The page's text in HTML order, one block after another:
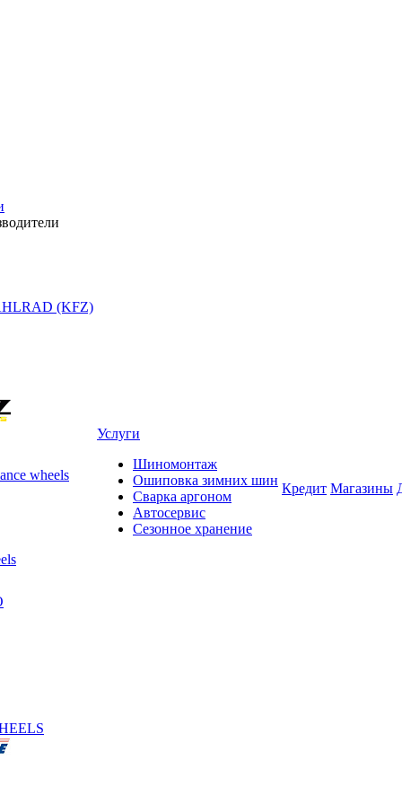
(KFZ)
wheels
Услуги
Шиномонтаж
Ошиповка зимних шин
Сварка аргоном
Автосервис
Сезонное хранение
Кредит Магазины